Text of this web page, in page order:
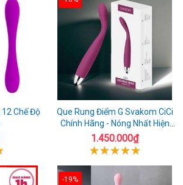
12 Chế Độ
Que Rung Điểm G Svakom CiCi
Chính Hãng - Nóng Nhất Hiện
Nay
1.450.000₫
-19%